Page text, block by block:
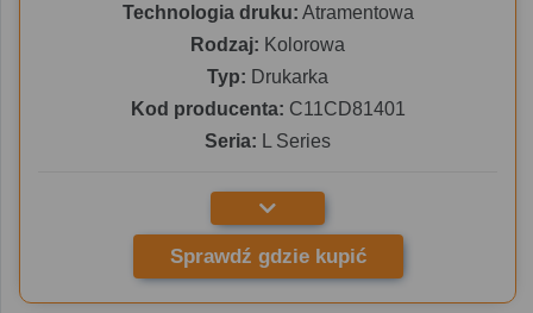
Technologia druku: Atramentowa
Rodzaj: Kolorowa
Typ: Drukarka
Kod producenta: C11CD81401
Seria: L Series
Sprawdź gdzie kupić